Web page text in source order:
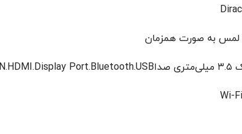
لمس به صورت همزمان